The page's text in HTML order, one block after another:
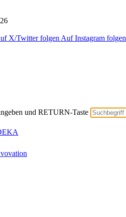
X/Twitter folgen Auf Instagram folgen
und RETURN-Taste